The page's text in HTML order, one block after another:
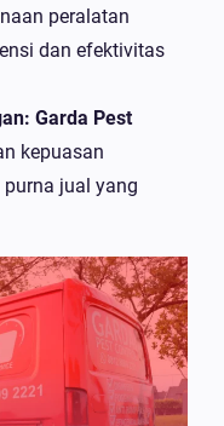
peralatan
dan efektivitas
Garda Pest
kepuasan
jual yang